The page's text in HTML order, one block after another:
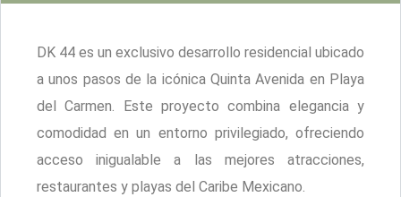
DK 44 es un exclusivo desarrollo residencial ubicado
a unos pasos de la icónica Quinta Avenida en Playa
del Carmen. Este proyecto combina elegancia y
comodidad en un entorno privilegiado, ofreciendo
acceso inigualable a las mejores atracciones,
restaurantes y playas del Caribe Mexicano.